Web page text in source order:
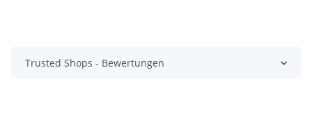
Trusted Shops - Bewertungen